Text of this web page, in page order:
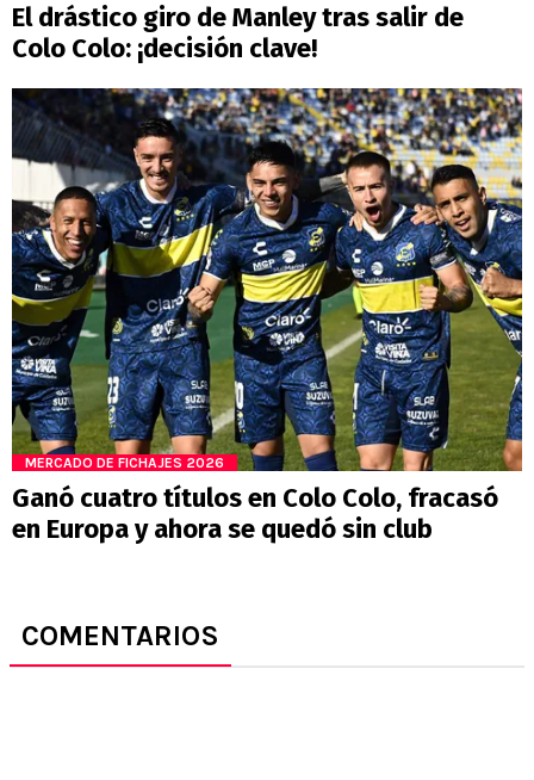
El drástico giro de Manley tras salir de
Colo Colo: ¡decisión clave!
MERCADO DE FICHAJES 2026
Ganó cuatro títulos en Colo Colo, fracasó
en Europa y ahora se quedó sin club
COMENTARIOS